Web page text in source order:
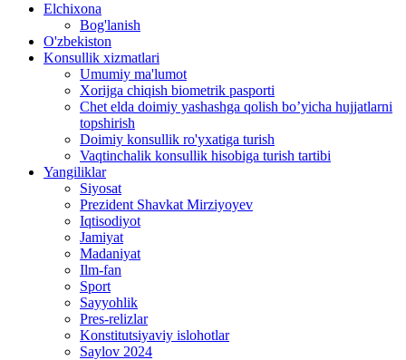
Elchixona
Bog'lanish
O'zbekiston
Konsullik xizmatlari
Umumiy ma'lumot
Xorijga chiqish biometrik pasporti
Chet elda doimiy yashashga qolish bo’yicha hujjatlarni
topshirish
Doimiy konsullik ro'yxatiga turish
Vaqtinchalik konsullik hisobiga turish tartibi
Yangiliklar
Siyosat
Prezident Shavkat Mirziyoyev
Iqtisodiyot
Jamiyat
Madaniyat
Ilm-fan
Sport
Sayyohlik
Pres-relizlar
Konstitutsiyaviy islohotlar
Saylov 2024